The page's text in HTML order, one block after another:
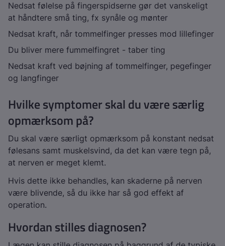
Nedsat følelse på fingerspidserne gør det vanskeligt
at håndtere små ting, fx synåle og mønter
Nedsat kraft, når tommelfinger presses mod lillefinger
Du bliver mere fummelfingret - taber ting
Nedsat kraft ved bøjning af tommelfinger, pegefinger
og langfinger
Hvilke symptomer skal du være særlig
opmærksom på?
Du skal være særligt opmærksom på konstant nedsat
følesans samt muskelsvind, da det kan være tegn på,
at nerven er meget klemt.
Hvis dette ikke behandles, kan skaderne på nerven
være blivende, så du ikke har så god effekt af
operation.
Hvordan stilles diagnosen?